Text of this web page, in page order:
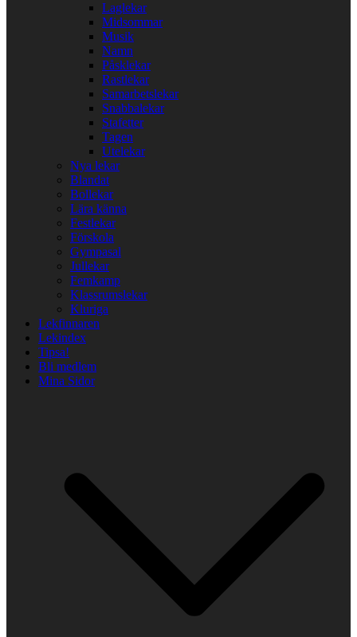
Laglekar
Midsommar
Musik
Namn
Påsklekar
Rastlekar
Samarbetslekar
Snabbalekar
Stafetter
Tagen
Utelekar
Nya lekar
Blandat
Bollekar
Lära känna
Festlekar
Förskola
Gympasal
Jullekar
Femkamp
Klassrumslekar
Kluriga
Lekfinnaren
Lekindex
Tipsa!
Bli medlem
Mina Sidor